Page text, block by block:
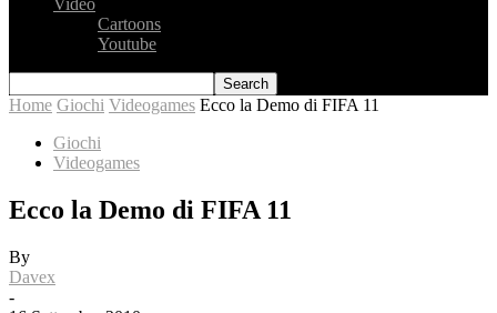
Video
Cartoons
Youtube
Home Giochi Videogames Ecco la Demo di FIFA 11
Giochi
Videogames
Ecco la Demo di FIFA 11
By
Davex
-